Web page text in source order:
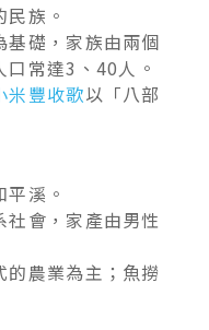
族。
礎，家族由兩個
常達3、40人。
米豐收歌以「八部
溪。
會，家產由男性
農業為主；魚撈